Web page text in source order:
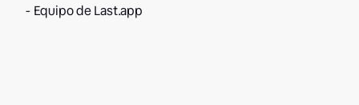
- Equipo de Last.app